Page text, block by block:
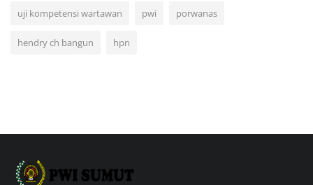
uji kompetensi wartawan pwi porwanas
hendry ch bangun hpn